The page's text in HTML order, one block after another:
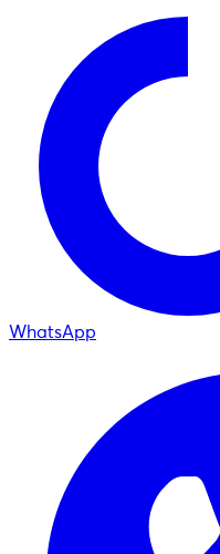
WhatsApp